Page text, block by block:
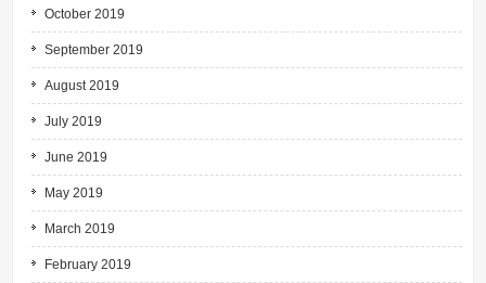
October 2019
September 2019
August 2019
July 2019
June 2019
May 2019
March 2019
February 2019